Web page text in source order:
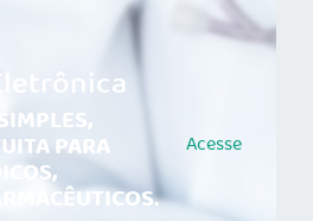
PARA Acesse